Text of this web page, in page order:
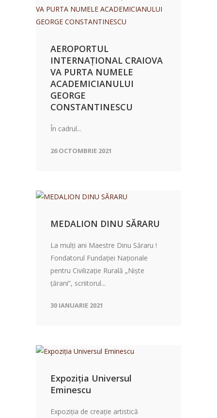
AEROPORTUL
INTERNAȚIONAL CRAIOVA
VA PURTA NUMELE
ACADEMICIANULUI
GEORGE
CONSTANTINESCU
În cadrul...
26 OCTOMBRIE 2021
MEDALION DINU SĂRARU
La mulți ani Maestre Dinu Săraru !
Fondatorul Fundației Naționale
pentru Civilizație Rurală „Niște
țărani”, scriitorul...
30 IANUARIE 2021
Expoziția Universul
Eminescu
Expoziția de creație artistică